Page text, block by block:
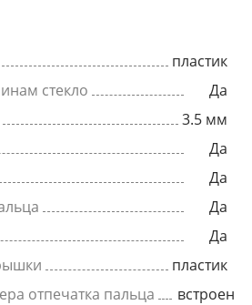
пластик
стекло
Да
3.5 мм
Да
Да
Да
Да
пластик
отпечатка пальца
встроен